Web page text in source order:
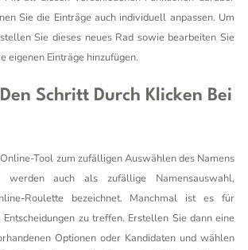
Sie die Einträge auch individuell anpassen. Um
Sie dieses neues Rad sowie bearbeiten Sie
eigenen Einträge hinzufügen.
Schritt Durch Klicken Bei
Tool zum zufälligen Auswählen des Namens
werden auch als zufällige Namensauswahl,
Roulette bezeichnet. Manchmal ist es für
Entscheidungen zu treffen. Erstellen Sie dann eine
Optionen oder Kandidaten und wählen